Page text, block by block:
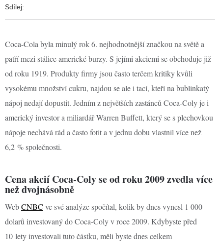
Sdílej:
Coca-Cola byla minulý rok 6. nejhodnotnější značkou na světě a
patří mezi stálice americké burzy. S jejími akciemi se obchoduje již
od roku 1919. Produkty firmy jsou často terčem kritiky kvůli
vysokému množství cukru, najdou se ale i tací, kteří na bublinkatý
nápoj nedají dopustit. Jedním z největších zastánců Coca-Coly je i
americký investor a miliardář Warren Buffett, který se s plechovkou
nápoje nechává rád a často fotit a v jednu dobu vlastnil více než
6,2 % společnosti.
Cena akcií Coca-Coly se od roku 2009 zvedla více
než dvojnásobně
WebCNBC ve své analýze spočítal, kolik by dnes vynesl 1 000
dolarů investovaný do Coca-Coly v roce 2009. Kdybyste před
10 lety investovali tuto částku, měli byste dnes celkem